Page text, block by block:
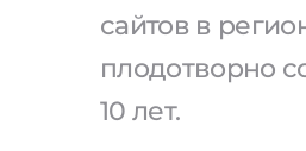
сайтов в
плодотворно
10 лет.